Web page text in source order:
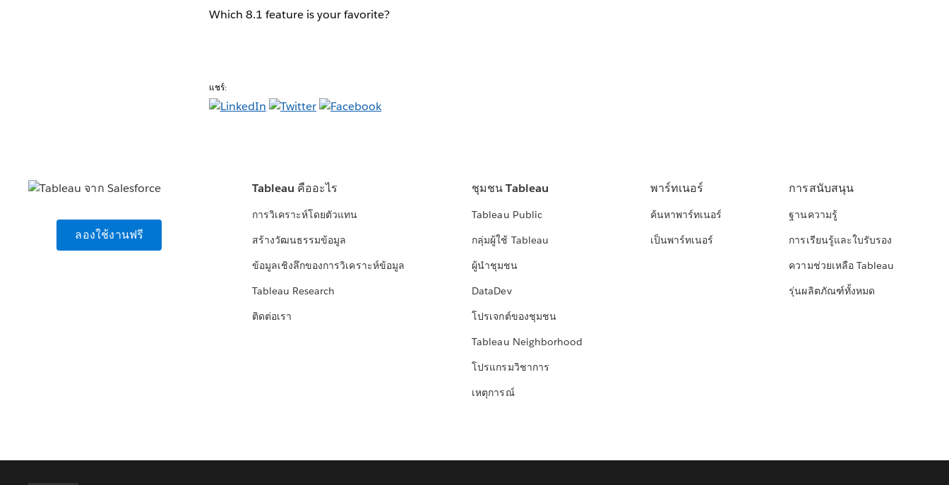
Which 8.1 feature is your favorite?
แชร์:
ลองใช้งานฟรี
Tableau คืออะไร
การวิเคราะห์โดยตัวแทน
สร้างวัฒนธรรมข้อมูล
ข้อมูลเชิงลึกของการวิเคราะห์ข้อมูล
Tableau Research
ติดต่อเรา
ชุมชน Tableau
Tableau Public
กลุ่มผู้ใช้ Tableau
ผู้นำชุมชน
DataDev
โปรเจกต์ของชุมชน
Tableau Neighborhood
โปรแกรมวิชาการ
เหตุการณ์
พาร์ทเนอร์
ค้นหาพาร์ทเนอร์
เป็นพาร์ทเนอร์
การสนับสนุน
ฐานความรู้
การเรียนรู้และใบรับรอง
ความช่วยเหลือ Tableau
รุ่นผลิตภัณฑ์ทั้งหมด